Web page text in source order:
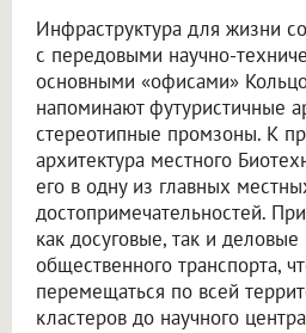
Инфраструктура для жизни
с передовыми научно-
основными «офисами»
напоминают футуристичные
стереотипные промзоны. К
архитектура местного
его в одну из главных
достопримечательностей.
как досуговые, так и
общественного транспорта,
перемещаться по всей
кластеров до научного